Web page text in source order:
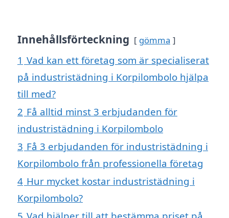
Innehållsförteckning gömma
1 Vad kan ett företag som är specialiserat
på industristädning i Korpilombolo hjälpa
till med?
2 Få alltid minst 3 erbjudanden för
industristädning i Korpilombolo
3 Få 3 erbjudanden för industristädning i
Korpilombolo från professionella företag
4 Hur mycket kostar industristädning i
Korpilombolo?